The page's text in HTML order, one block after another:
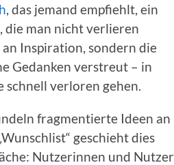
, das jemand empfiehlt, ein
die man nicht verlieren
Inspiration, sondern die
Gedanken verstreut – in
schnell verloren gehen.
fragmentierte Ideen an
geschieht dies
Nutzerinnen und Nutzer